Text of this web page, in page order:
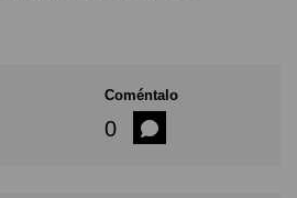
Coméntalo
0